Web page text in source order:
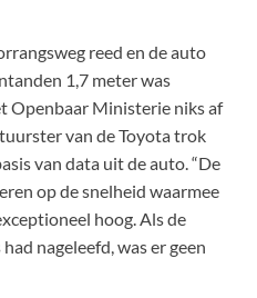
reed en de auto
1,7 meter was
Openbaar Ministerie niks af
van de Toyota trok
van data uit de auto. “De
op de snelheid waarmee
hoog. Als de
nageleefd, was er geen